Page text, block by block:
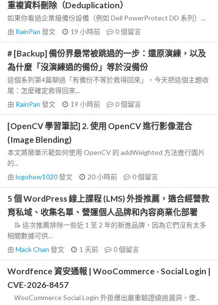
重複資料刪除（Deduplication）
如果你看過企業級備份設備（例如 Dell PowerProtect DD 系列）...
由 RainPan 發文 19 小時前 0個留言
# [Backup] 備份界最常被跳過的一步：還原演練，以及
為什麼「沒演練過的備份」等於沒備份
這個系列第4篇聊過「有備份不等於救得回來」，今天把這個主題收
尾：怎麼確定救得回來...
由 RainPan 發文 19 小時前 0個留言
[OpenCV 學習筆記] 2. 使用 OpenCV 進行影像混合
(Image Blending)
本文將簡單示範如何使用 OpenCV 的 addWeighted 方法進行圖片
的...
由 logohow1020發文 20 小時前 0個留言
5 個 WordPress 線上課程 (LMS) 外掛推薦，適合經營教
育私域、收集名單、營運個人品牌和內容商業化部署
📝 這次推薦排除一些近 1 至 2 年的新進品牌，因為它們沒有太多
相關數據可供...
由 Mack Chan 發文 1 天前 0個留言
Wordfence 資安通報 | WooCommerce - Social Login |
CVE-2026-8457
WooCommerce Social Login 外掛爆出嚴重驗證繞過漏洞，使...